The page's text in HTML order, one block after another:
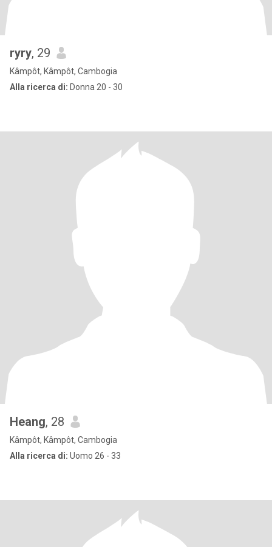
ryry, 29
Kâmpôt, Kâmpôt, Cambogia
Alla ricerca di: Donna 20 - 30
Heang, 28
Kâmpôt, Kâmpôt, Cambogia
Alla ricerca di: Uomo 26 - 33